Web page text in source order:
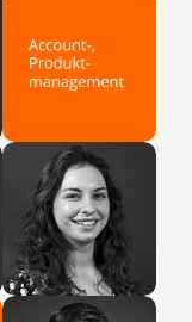
Iva
Produktmanagement